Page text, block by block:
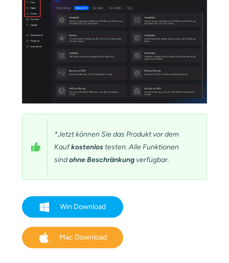
*Jetzt können Sie das Produkt vor dem
Kaufkostenlos testen. Alle Funktionen
sindohne Beschränkungverfügbar.
Win Download
Mac Download